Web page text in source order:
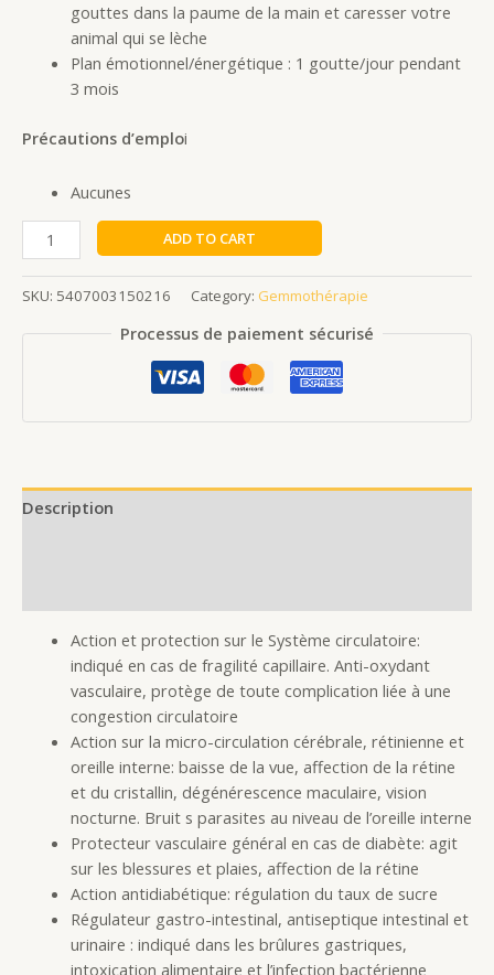
gouttes dans la paume de la main et caresser votre
animal qui se lèche
Plan émotionnel/énergétique : 1 goutte/jour pendant
3 mois
Précautions d’emploi
Aucunes
ADD TO CART
SKU: 5407003150216 Category: Gemmothérapie
Processus de paiement sécurisé
Description
Action et protection sur le Système circulatoire:
indiqué en cas de fragilité capillaire. Anti-oxydant
vasculaire, protège de toute complication liée à une
congestion circulatoire
Action sur la micro-circulation cérébrale, rétinienne et
oreille interne: baisse de la vue, affection de la rétine
et du cristallin, dégénérescence maculaire, vision
nocturne. Bruit s parasites au niveau de l’oreille interne
Protecteur vasculaire général en cas de diabète: agit
sur les blessures et plaies, affection de la rétine
Action antidiabétique: régulation du taux de sucre
Régulateur gastro-intestinal, antiseptique intestinal et
urinaire : indiqué dans les brûlures gastriques,
intoxication alimentaire et l’infection bactérienne